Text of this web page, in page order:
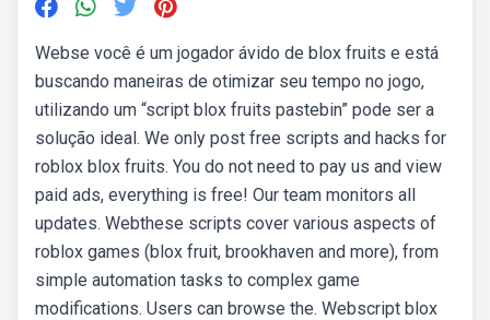
Webse você é um jogador ávido de blox fruits e está
buscando maneiras de otimizar seu tempo no jogo,
utilizando um “script blox fruits pastebin” pode ser a
solução ideal. We only post free scripts and hacks for
roblox blox fruits. You do not need to pay us and view
paid ads, everything is free! Our team monitors all
updates. Webthese scripts cover various aspects of
roblox games (blox fruit, brookhaven and more), from
simple automation tasks to complex game
modifications. Users can browse the. Webscript blox